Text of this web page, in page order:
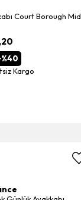
Court Borough Mid
%40
Kargo